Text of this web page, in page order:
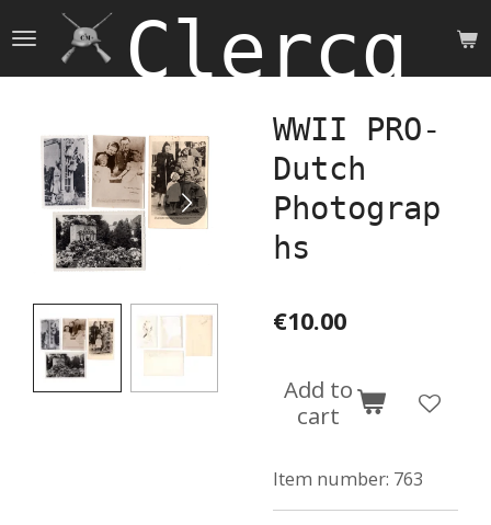
to
main
Clercq
WWII PRO-
Dutch
Photograp
hs
€10.00
Add to
cart
Item number: 763